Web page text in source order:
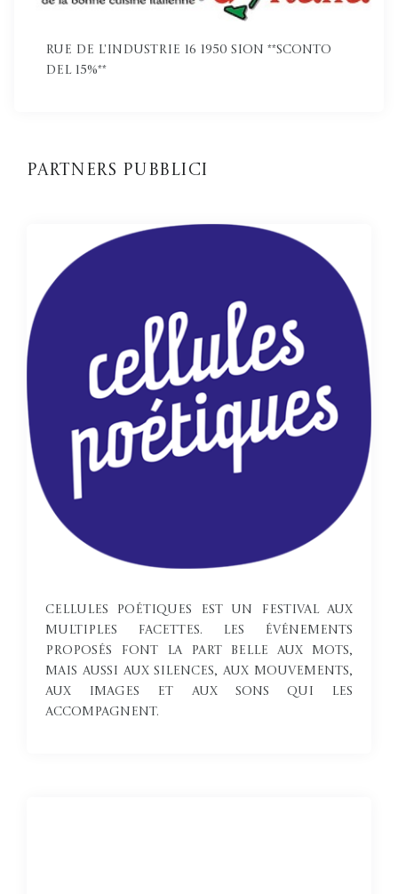
Rue de l'Industrie 16 1950 Sion **Sconto
del 15%**
Partners pubblici
Cellules poétiques est un festival aux
multiples facettes. Les événements
proposés font la part belle aux mots,
mais aussi aux silences, aux mouvements,
aux images et aux sons qui les
accompagnent.